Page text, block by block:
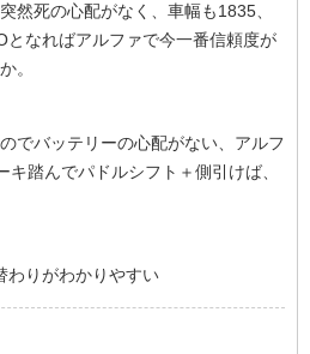
然死の心配がなく、車幅も1835、
となればアルファで今一番信頼度が
。
でバッテリーの心配がない、アルフ
キ踏んでパドルシフト＋側引けば、
わりがわかりやすい